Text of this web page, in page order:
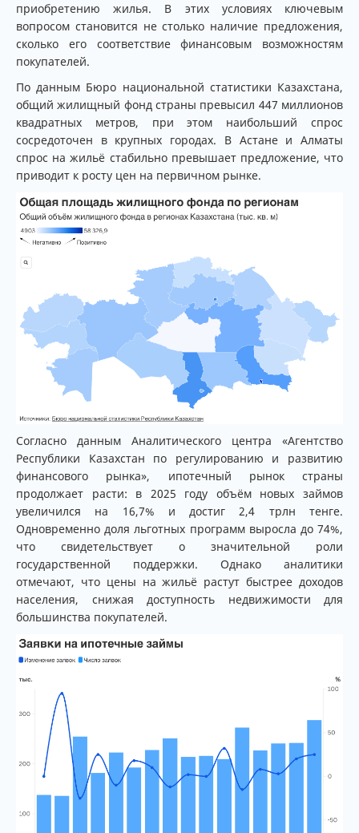
приобретению жилья. В этих условиях ключевым
вопросом становится не столько наличие предложения,
сколько его соответствие финансовым возможностям
покупателей.
По данным Бюро национальной статистики Казахстана,
общий жилищный фонд страны превысил 447 миллионов
квадратных метров, при этом наибольший спрос
сосредоточен в крупных городах. В Астане и Алматы
спрос на жильё стабильно превышает предложение, что
приводит к росту цен на первичном рынке.
Согласно данным Аналитического центра «Агентство
Республики Казахстан по регулированию и развитию
финансового рынка», ипотечный рынок страны
продолжает расти: в 2025 году объём новых займов
увеличился на 16,7% и достиг 2,4 трлн тенге.
Одновременно доля льготных программ выросла до 74%,
что свидетельствует о значительной роли
государственной поддержки. Однако аналитики
отмечают, что цены на жильё растут быстрее доходов
населения, снижая доступность недвижимости для
большинства покупателей.